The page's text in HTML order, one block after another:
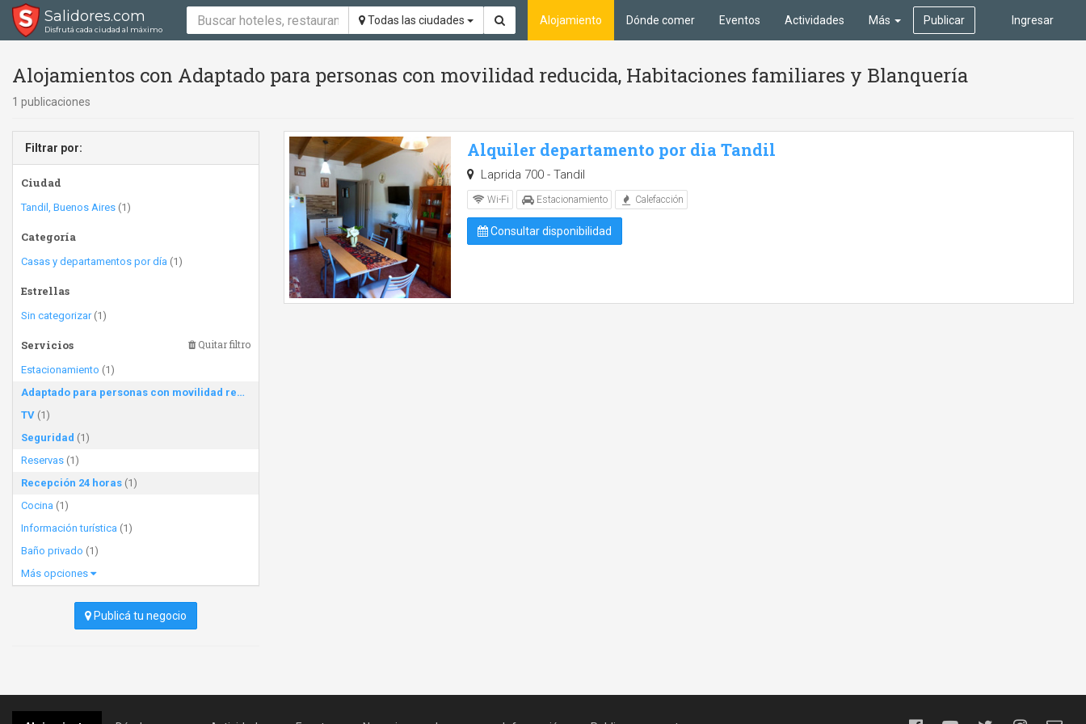
Salidores.com
Disfrutá cada ciudad al máximo
Todas las ciudades Ingresar
Alojamiento Dónde comer Eventos Actividades Más Publicar
Alojamientos con Adaptado para personas con movilidad reducida, Habitaciones familiares y Blanquería
1 publicaciones
Filtrar por:
Ciudad
Tandil, Buenos Aires (1)
Categoría
Casas y departamentos por día (1)
Estrellas
Sin categorizar(1)
Servicios Quitar filtro
Estacionamiento (1)
Adaptado para personas con movilidad reducida
TV (1)
Seguridad (1)
Reservas (1)
Recepción 24 horas (1)
Cocina (1)
Información turística (1)
Baño privado (1)
Más opciones
Publicá tu negocio
Alquiler departamento por dia Tandil
Laprida 700 - Tandil
Wi-Fi Estacionamiento Calefacción
Consultar disponibilidad